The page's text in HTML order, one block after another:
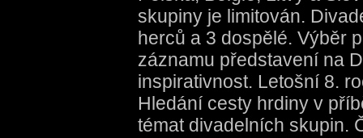
skupiny je limitován.
herců a 3 dospělé. Výběr
záznamu představení na
inspirativnost. Letošní 8.
Hledání cesty hrdiny v
témat divadelních skupin.